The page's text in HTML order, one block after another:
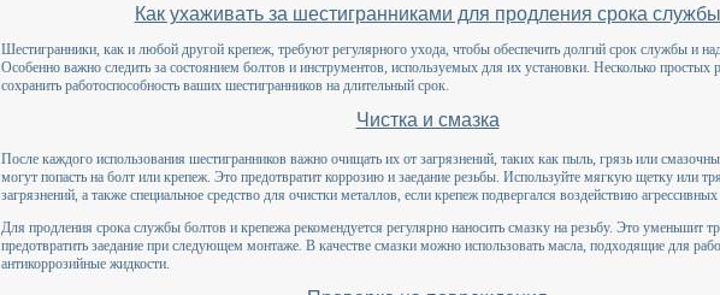
Как ухаживать за шестигранниками для продления срока службы
Шестигранники, как и любой другой крепеж, требуют регулярного ухода, чтобы обеспечить долгий срок службы и
Особенно важно следить за состоянием болтов и инструментов, используемых для их установки. Несколько простых
сохранить работоспособность ваших шестигранников на длительный срок.
Чистка и смазка
После каждого использования шестигранников важно очищать их от загрязнений, таких как пыль, грязь или
могут попасть на болт или крепеж. Это предотвратит коррозию и заедание резьбы. Используйте мягкую щетку или
загрязнений, а также специальное средство для очистки металлов, если крепеж подвергался воздействию
Для продления срока службы болтов и крепежа рекомендуется регулярно наносить смазку на резьбу. Это уменьшит
предотвратить заедание при следующем монтаже. В качестве смазки можно использовать масла, подходящие для
антикоррозийные жидкости.